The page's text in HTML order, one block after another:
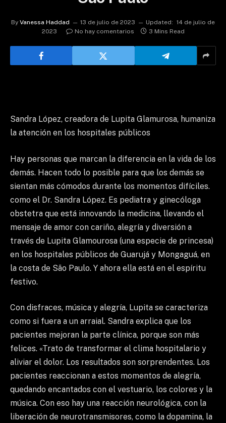
By Vanessa Haddad 13 de julio de 2023 Updated: 14 de julio de
2023
No hay comentarios 3 Mins Read
Sandra López, creadora de Lupita Glamurosa, humaniza
la atención en los hospitales públicos
Hay personas que marcan la diferencia en la vida de los
demás. Hacen todo lo posible para que los demás se
sientan más cómodos durante los momentos difíciles.
como el Dr. Sandra López. Es pediatra y ginecóloga
obstetra que está innovando la medicina, llevando el
mensaje de amor con cariño, alegría y diversión a
través de Lupita Glamourosa (una especie de princesa)
en los hospitales públicos de Guarujá y Mongaguá, en
la costa de São Paulo. Y ahora ella está en el espíritu
festivo.
Con disfraces, música y alegría, Lupita se caracteriza
como si fuera a un arraial. Sandra explica que los
pacientes mejoran la parte clínica, porque son más
felices. «Trato de transformar el clima hospitalario y
aliviar el dolor. Los resultados son sorprendentes. Los
pacientes reaccionan a estos momentos de alegría,
quedando encantados con el vestuario, los colores y la
música. Con eso hay una reacción neurológica, con la
liberación de neurotransmisores, como la dopamina, la